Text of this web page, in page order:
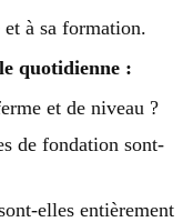
à sa formation.
quotidienne :
et de niveau ?
de fondation sont-
elles entièrement